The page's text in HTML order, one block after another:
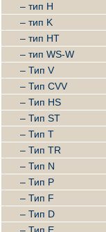
– тип H
– тип K
– тип HT
– тип WS-W
– Тип V
– Тип CVV
– Тип HS
– Тип ST
– Тип T
– Тип TR
– Тип N
– Тип P
– Тип F
– Тип D